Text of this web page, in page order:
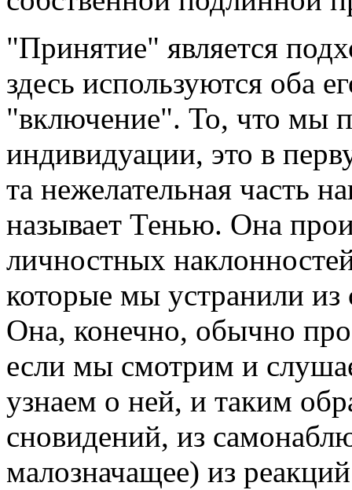
"Принятие" является
здесь используются оба
"включение". То, что мы
индивидуации, это в
та нежелательная часть
называет Тенью. Она
личностных
которые мы устранили из
Она, конечно, обычно
если мы смотрим и
узнаем о ней, и таким
сновидений, из
малозначащее) из